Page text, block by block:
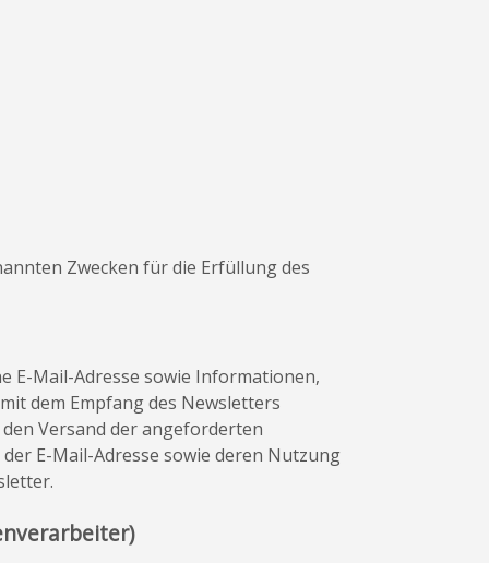
Zwecken für die Erfüllung des
E-Mail-Adresse sowie Informationen,
dem Empfang des Newsletters
Versand der angeforderten
E-Mail-Adresse sowie deren Nutzung